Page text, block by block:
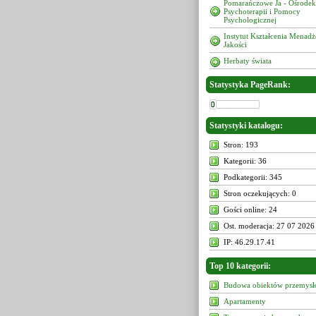
Pomarańczowe Ja - Ośrodek
Psychoterapii i Pomocy
Psychologicznej
Instytut Kształcenia
Jakości
Herbaty świata
Statystyka PageRank:
Statystyki katalogu:
Stron: 193
Kategorii: 36
Podkategorii: 345
Stron oczekujących: 0
Gości online: 24
Ost. moderacja: 27 07 2026
IP: 46.29.17.41
Top 10 kategorii:
Budowa obiektów
Apartamenty